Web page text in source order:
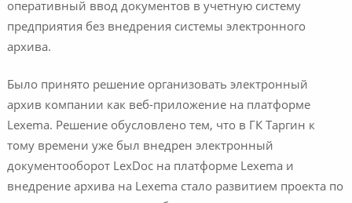
оперативный ввод документов в учетную систему
предприятия без внедрения системы электронного
архива.
Было принято решение организовать электронный
архив компании как веб-приложение на платформе
Lexema. Решение обусловлено тем, что в ГК Таргин к
тому времени уже был внедрен электронный
документооборот LexDoc на платформе Lexema и
внедрение архива на Lexema стало развитием проекта по